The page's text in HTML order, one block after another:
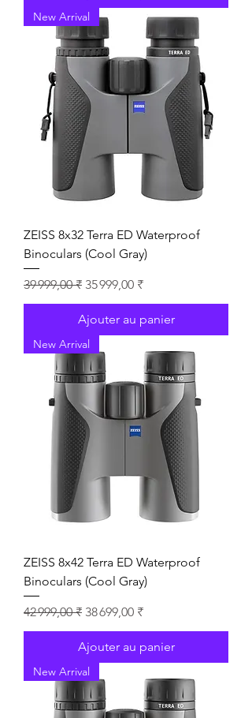
New Arrival
ZEISS 8x32 Terra ED Waterproof
Binoculars (Cool Gray)
Prix original
39 999,00 ₹ Prix promotionnel
35 999,00 ₹
Ajouter au panier
New Arrival
ZEISS 8x42 Terra ED Waterproof
Binoculars (Cool Gray)
Prix original
42 999,00 ₹ Prix promotionnel
38 699,00 ₹
Ajouter au panier
New Arrival